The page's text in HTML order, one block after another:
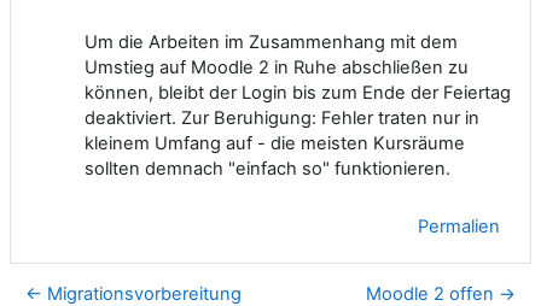
Um die Arbeiten im Zusammenhang mit dem
Umstieg auf Moodle 2 in Ruhe abschließen zu
können, bleibt der Login bis zum Ende der Feiertag
deaktiviert. Zur Beruhigung: Fehler traten nur in
kleinem Umfang auf - die meisten Kursräume
sollten demnach "einfach so" funktionieren.
Permalien
← Migrationsvorbereitung Moodle 2 offen →